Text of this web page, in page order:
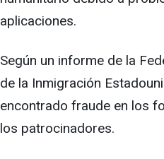
aplicaciones.
Según un informe de la
de la Inmigración
encontrado fraude en los
los patrocinadores.